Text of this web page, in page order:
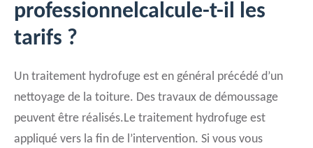
professionnelcalcule-t-il les
tarifs ?
Un traitement hydrofuge est en général précédé d’un
nettoyage de la toiture. Des travaux de démoussage
peuvent être réalisés.Le traitement hydrofuge est
appliqué vers la fin de l’intervention. Si vous vous